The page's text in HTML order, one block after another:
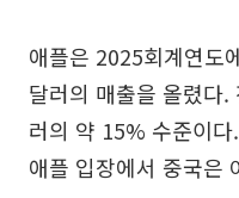
애플은 2025회계연도
달러의 매출을 올렸다
러의 약 15% 수준이
애플 입장에서 중국은